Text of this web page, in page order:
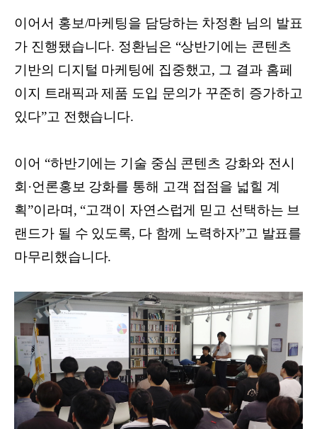
이어서 홍보/마케팅을 담당하는 차정환 님의 발표
가 진행됐습니다. 정환님은 “상반기에는 콘텐츠
기반의 디지털 마케팅에 집중했고, 그 결과 홈페
이지 트래픽과 제품 도입 문의가 꾸준히 증가하고
있다”고 전했습니다.
이어 “하반기에는 기술 중심 콘텐츠 강화와 전시
회·언론홍보 강화를 통해 고객 접점을 넓힐 계
획”이라며, “고객이 자연스럽게 믿고 선택하는 브
랜드가 될 수 있도록, 다 함께 노력하자”고 발표를
마무리했습니다.